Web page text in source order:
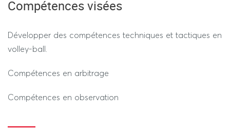
---------------- SESSION 2 ----------------
REGIME STANDARD / DEROGATOIRE
Compétences visées
Développer des compétences techniques et tactiques en
volley-ball.
Compétences en arbitrage
Compétences en observation